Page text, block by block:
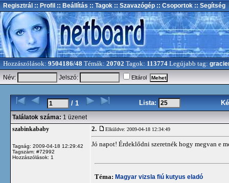
Regisztrál :: Profil :: Beállítás :: Tagok :: Szavazógép :: Csoportok :: Segítség
Hozzászólások: 9504186/48 Témák: 20702 Tagok: 113774 Legújabb tag:
Név:
Jelszó: Eltárol
/ 1 Lista:
Találatok száma: 1 üzenet
szabinkababy
Tagság: 2009-04-18 12:29:42
Tagszám: #72992
Hozzászólások: 1
2. Elküldve: 2009-04-18 12:34:49
Jó napot! Érdeklődni szeretnék hogy megvan e
Téma: Magyar vizsla fiú kutyus eladó